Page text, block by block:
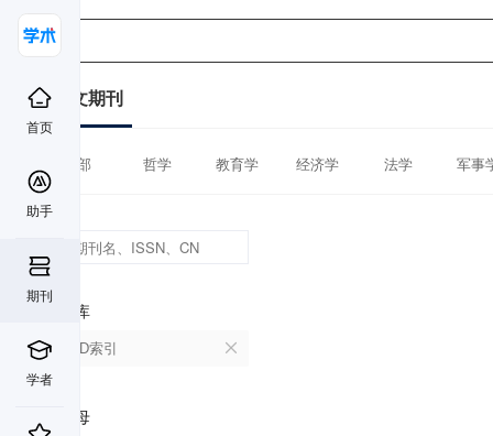
首页
助手
期刊
学者
中文期刊
全部 哲学 教育学 经济学 法学 军事
数据库
CSCD索引
首字母